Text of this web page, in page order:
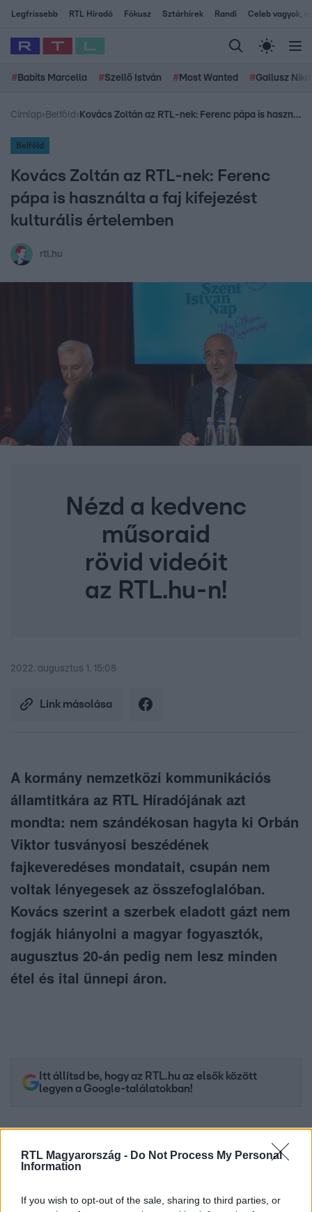
RTL Magyarország - Do Not Process My Personal
Information
If you wish to opt-out of the sale, sharing to third parties, or
Legfrissebb RTL Híradó Fókusz Sztárhírek Randi Celeb vagyok,
# Babits Marcella #Szellő István # Most Wanted #Gallusz
Címlap› Belföld › Kovács Zoltán az RTL-nek: Ferenc pápa is használta a faj kifejezést kulturális értelemben
Belföld
Kovács Zoltán az RTL-nek: Ferenc
pápa is használta a faj kifejezést
kulturális értelemben
rtl.hu
Nézd a kedvenc
műsoraid
rövid videóit
az RTL.hu-n!
2022. augusztus 1. 15:08
Link másolása
A kormány nemzetközi kommunikációs
államtitkára az RTL Híradójának azt
mondta: nem szándékosan hagyta ki Orbán
Viktor tusványosi beszédének
fajkeveredéses mondatait, csupán nem
voltak lényegesek az összefoglalóban.
Kovács szerint a szerbek eladott gázt nem
fogják hiányolni a magyar fogyasztók,
augusztus 20-án pedig nem lesz minden
étel és ital ünnepi áron.
Itt állítsd be, hogy az RTL.hu az elsők között
legyen a Google-találatokban!